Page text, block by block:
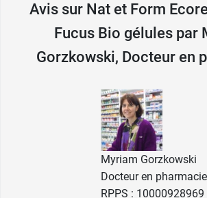
Déconseillé aux femmes enceintes
allaitantes,
En cas de traitements
demander conseil à un
Emballage d'origine végétale >
compostable = Zéro déchet + un
**Contenant en carton recyclé
Couvercle compostable et
Etiquette biosourcée (canne à
En choisissant ce produit, je
Avis sur Nat et Form
Fucus Bio gélules par
Gorzkowski, Docteur en
Myriam Gorzkowski
Docteur en pharmacie
RPPS : 10000928969